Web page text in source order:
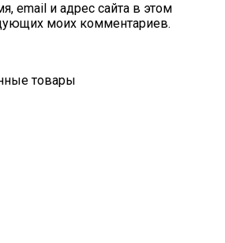
email и адрес сайта в этом
моих комментариев.
товары